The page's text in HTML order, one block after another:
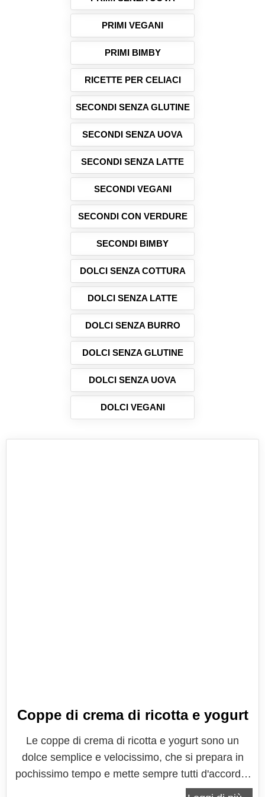
PRIMI VEGANI
PRIMI BIMBY
RICETTE PER CELIACI
SECONDI SENZA GLUTINE
SECONDI SENZA UOVA
SECONDI SENZA LATTE
SECONDI VEGANI
SECONDI CON VERDURE
SECONDI BIMBY
DOLCI SENZA COTTURA
DOLCI SENZA LATTE
DOLCI SENZA BURRO
DOLCI SENZA GLUTINE
DOLCI SENZA UOVA
DOLCI VEGANI
Coppe di crema di ricotta e yogurt
Le coppe di crema di ricotta e yogurt sono un
dolce semplice e velocissimo, che si prepara in
pochissimo tempo e mette sempre tutti d'accordo.
Si tratta di una di quelle ricette che è sempre